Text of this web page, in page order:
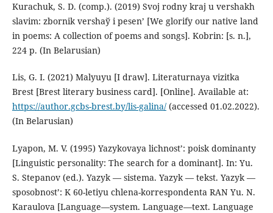
Kurachuk, S. D. (comp.). (2019) Svoj rodny kraj u vershakh
slavіm: zbornіk vershaў і pesen’ [We glorify our native land
in poems: A collection of poems and songs]. Kobrin: [s. n.],
224 p. (In Belarusian)
Lis, G. I. (2021) Malyuyu [I draw]. Literaturnaya vizitka
Brest [Brest literary business card]. [Online]. Available at:
https://author.gcbs-brest.by/lis-galina/(accessed 01.02.2022).
(In Belarusian)
Lyapon, M. V. (1995) Yazykovaya lichnost’: poisk dominanty
[Linguistic personality: The search for a dominant]. In: Yu.
S. Stepanov (ed.). Yazyk — sistema. Yazyk — tekst. Yazyk —
sposobnost’: K 60-letiyu chlena-korrespondenta RAN Yu. N.
Karaulova [Language—system. Language—text. Language